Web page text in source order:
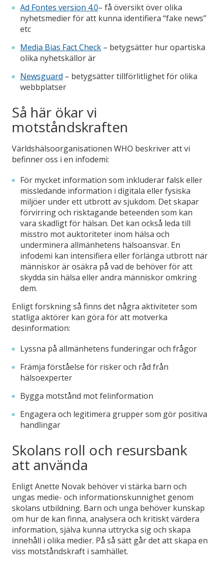
Ad Fontes version 4.0– få översikt över olika
nyhetsmedier för att kunna identifiera “fake news”
etc
Media Bias Fact Check – betygsätter hur opartiska
olika nyhetskällor är
Newsguard – betygsätter tillförlitlighet för olika
webbplatser
Så här ökar vi
motståndskraften
Världshälsoorganisationen WHO beskriver att vi
befinner oss i en infodemi:
För mycket information som inkluderar falsk eller
missledande information i digitala eller fysiska
miljöer under ett utbrott av sjukdom. Det skapar
förvirring och risktagande beteenden som kan
vara skadligt för hälsan. Det kan också leda till
misstro mot auktoriteter inom hälsa och
underminera allmänhetens hälsoansvar. En
infodemi kan intensifiera eller förlänga utbrott när
människor är osäkra på vad de behöver för att
skydda sin hälsa eller andra människor omkring
dem.
Enligt forskning så finns det några aktiviteter som
statliga aktörer kan göra för att motverka
desinformation:
Lyssna på allmänhetens funderingar och frågor
Främja förståelse för risker och råd från
hälsoexperter
Bygga motstånd mot felinformation
Engagera och legitimera grupper som gör positiva
handlingar
Skolans roll och resursbank
att använda
Enligt Anette Novak behöver vi stärka barn och
ungas medie- och informationskunnighet genom
skolans utbildning. Barn och unga behöver kunskap
om hur de kan finna, analysera och kritiskt värdera
information, själva kunna uttrycka sig och skapa
innehåll i olika medier. På så sätt går det att skapa en
viss motståndskraft i samhället.